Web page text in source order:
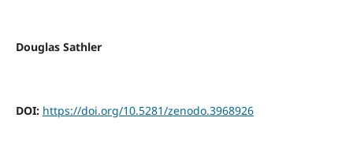
Douglas Sathler
DOI: https://doi.org/10.5281/zenodo.3968926